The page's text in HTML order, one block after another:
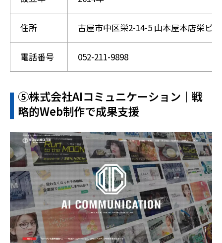
住所 古屋市中区栄2-14-5 山本屋本店栄ビ
電話番号 052-211-9898
➄株式会社AIコミュニケーション｜戦
略的Web制作で成果支援